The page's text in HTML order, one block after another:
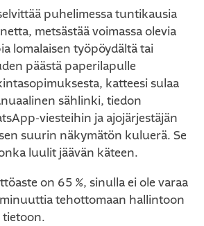
puhelimessa tuntikausia
metsästää voimassa olevia
lomalaisen työpöydältä tai
päästä paperilapulle
katteesi sulaa
sählinki, tiedon
viesteihin ja ajojärjestäjän
suurin näkymätön kuluerä. Se
luulit jäävän käteen.
on 65 %, sinulla ei ole varaa
tehottomaan hallintoon
tietoon.